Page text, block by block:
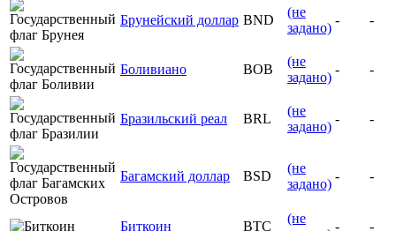
Брунейский доллар BND
(не
задано)
- -
Боливиано BOB
(не
задано)
- -
Бразильский реал BRL
(не
задано)
- -
Багамский доллар BSD
(не
задано)
- -
Биткоин BTC
(не
- -